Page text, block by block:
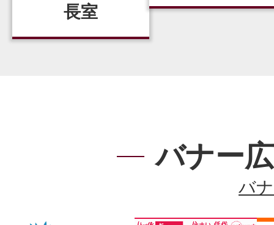
長室
バナー
バ